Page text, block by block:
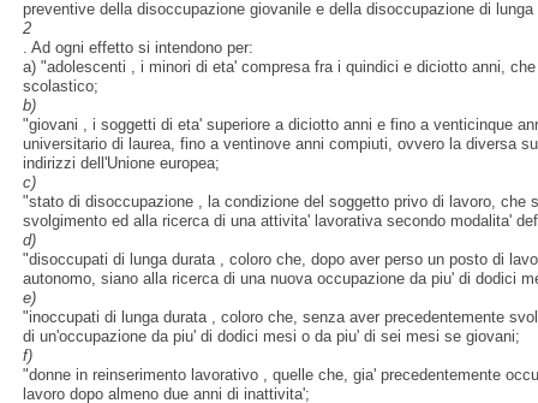
preventive della disoccupazione giovanile e della disoccupazione di lunga
2
. Ad ogni effetto si intendono per:
a) "adolescenti , i minori di eta' compresa fra i quindici e diciotto anni,
scolastico;
b)
"giovani , i soggetti di eta' superiore a diciotto anni e fino a venticinque
universitario di laurea, fino a ventinove anni compiuti, ovvero la diversa
indirizzi dell'Unione europea;
c)
"stato di disoccupazione , la condizione del soggetto privo di lavoro, che
svolgimento ed alla ricerca di una attivita' lavorativa secondo modalita'
d)
"disoccupati di lunga durata , coloro che, dopo aver perso un posto di
autonomo, siano alla ricerca di una nuova occupazione da piu' di dodici
e)
"inoccupati di lunga durata , coloro che, senza aver precedentemente
di un'occupazione da piu' di dodici mesi o da piu' di sei mesi se giovani;
f)
"donne in reinserimento lavorativo , quelle che, gia' precedentemente
lavoro dopo almeno due anni di inattivita';